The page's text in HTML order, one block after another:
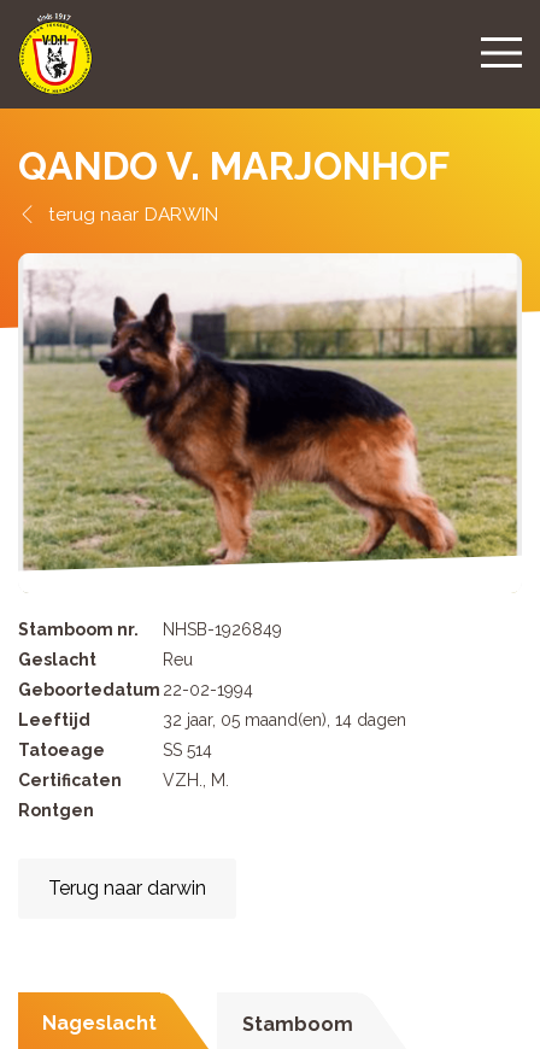
QANDO V. MARJONHOF
DARWIN
Stamboom nr.
NHSB-1926849
Geslacht
Reu
Geboortedatum 22-02-1994
Leeftijd
32 jaar, 05 maand(en), 14 dagen
Tatoeage
SS 514
Certificaten
VZH., M.
Rontgen
Terug naar darwin
Nageslacht Stamboom